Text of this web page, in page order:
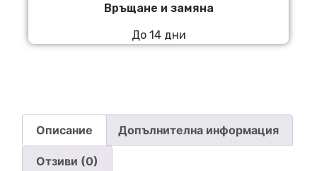
Връщане и замяна
До 14 дни
Описание Допълнителна информация
Отзиви (0)